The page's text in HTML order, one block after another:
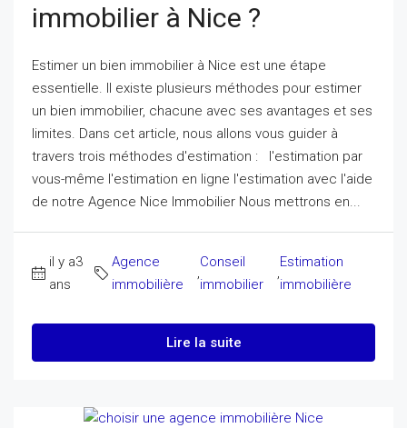
immobilier à Nice ?
Estimer un bien immobilier à Nice est une étape
essentielle. Il existe plusieurs méthodes pour estimer
un bien immobilier, chacune avec ses avantages et ses
limites. Dans cet article, nous allons vous guider à
travers trois méthodes d'estimation : l'estimation par
vous-même l'estimation en ligne l'estimation avec l'aide
de notre Agence Nice Immobilier Nous mettrons en...
il y a3
ans
Agence
immobilière
,
Conseil
immobilier
,
Estimation
immobilière
Lire la suite